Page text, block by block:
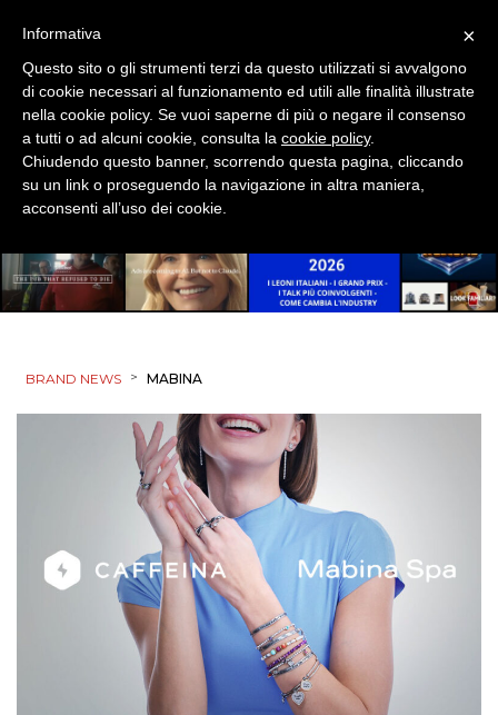
BRAND NEWS > MABINA
×
Informativa
Questo sito o gli strumenti terzi da questo utilizzati si avvalgono
di cookie necessari al funzionamento ed utili alle finalità illustrate
nella cookie policy. Se vuoi saperne di più o negare il consenso
a tutti o ad alcuni cookie, consulta la cookie policy.
Chiudendo questo banner, scorrendo questa pagina, cliccando
su un link o proseguendo la navigazione in altra maniera,
acconsenti all’uso dei cookie.